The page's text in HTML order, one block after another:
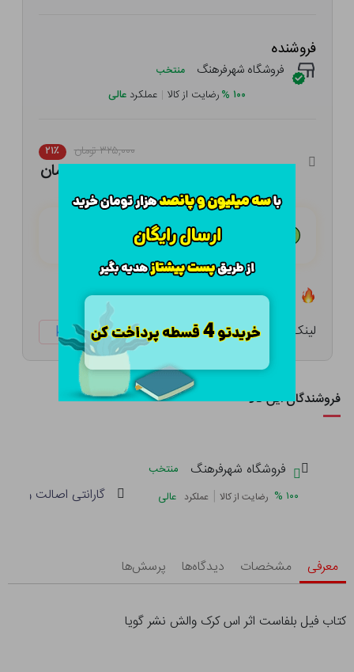
فروشنده
فروشگاه شهرفرهنگ منتخب
۱۰۰ %رضایت از کالا | عملکرد عالی
۳۲۵,۰۰۰ تومان ۲۱٪
۲۵۶,۷۵۰ تومان
هـر قسط با تــرب‌پــی:
تعداد ۰ عدد در انبار موجود است
لینک کوتاه: ketabtala.com/sbp-28342
فروشندگان این کالا
فروشگاه شهرفرهنگ
منتخب
۱۰۰ % رضایت از کالا | عملکرد عالی گارانتی اصالت و
معرفی مشخصات دیدگاه‌ها پرسش‌ها
کتاب فیل بلفاست اثر اس کرک والش نشر گویا